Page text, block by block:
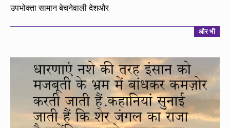
उपभोक्ता सामान बेचनेवाली देशऔर
और भी